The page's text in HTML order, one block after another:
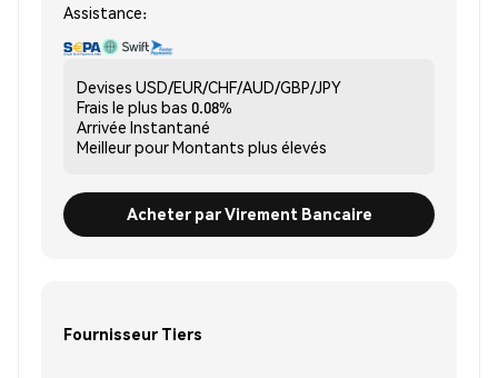
Assistance:
Devises USD/EUR/CHF/AUD/GBP/JPY
Frais le plus bas 0.08%
Arrivée Instantané
Meilleur pourMontants plus élevés
Acheter par Virement Bancaire
Fournisseur Tiers